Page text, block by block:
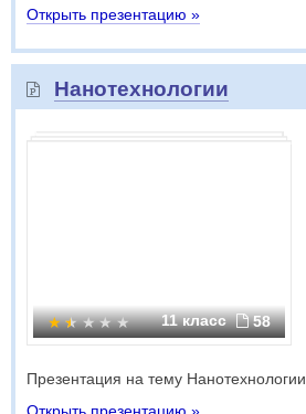
Открыть презентацию »
Нанотехнологии
11 класс 58
Презентация на тему Нанотехнологии